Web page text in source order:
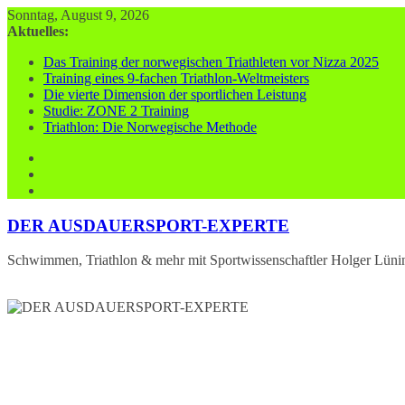
Zum
Inhalt
Sonntag, August 9, 2026
Aktuelles:
Das Training der norwegischen Triathleten vor Nizza 2025
Training eines 9-fachen Triathlon-Weltmeisters
Die vierte Dimension der sportlichen Leistung
Studie: ZONE 2 Training
Triathlon: Die Norwegische Methode
DER AUSDAUERSPORT-EXPERTE
Schwimmen, Triathlon & mehr mit Sportwissenschaftler Holger